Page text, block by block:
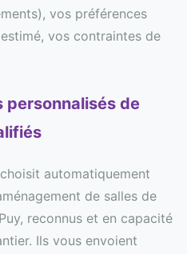
vos préférences
vos contraintes de
personnalisés de
choisit automatiquement
de salles de
reconnus et en capacité
Ils vous envoient